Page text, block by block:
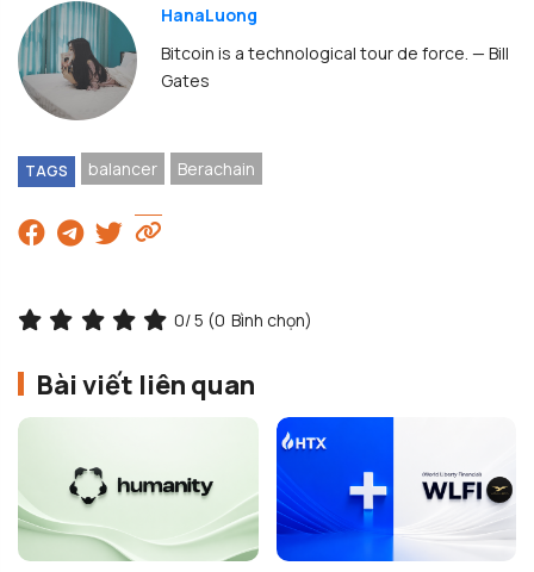
HanaLuong
Bitcoin is a technological tour de force. — Bill
Gates
TAGS balancer Berachain
0/ 5 (0 Bình chọn)
Bài viết liên quan